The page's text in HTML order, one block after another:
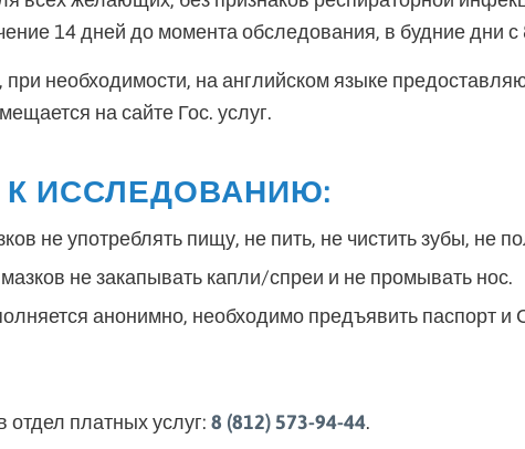
14 дней до момента обследования, в будние дни с
при необходимости, на английском языке
на сайте Гос. услуг.
ИССЛЕДОВАНИЮ:
не употреблять пищу, не пить, не чистить зубы, не
не закапывать капли/спреи и не промывать нос.
анонимно, необходимо предъявить паспорт
платных услуг: 8 (812) 573-94-44.